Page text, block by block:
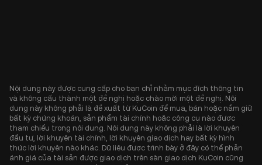
Nội dung này được cung cấp cho bạn chỉ nhằm mục đích thông tin
và không cấu thành một đề nghị hoặc chào mời một đề nghị. Nội
dung này không phải là đề xuất từ KuCoin để mua, bán hoặc nắm giữ
bất kỳ chứng khoán, sản phẩm tài chính hoặc công cụ nào được
tham chiếu trong nội dung. Nội dung này không phải là lời khuyên
đầu tư, lời khuyên tài chính, lời khuyên giao dịch hay bất kỳ hình
thức lời khuyên nào khác. Dữ liệu được trình bày ở đây có thể phản
ánh giá của tài sản được giao dịch trên sàn giao dịch KuCoin cũng